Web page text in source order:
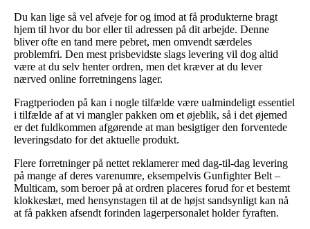
Du kan lige så vel afveje for og imod at få produkterne bragt
hjem til hvor du bor eller til adressen på dit arbejde. Denne
bliver ofte en tand mere pebret, men omvendt særdeles
problemfri. Den mest prisbevidste slags levering vil dog altid
være at du selv henter ordren, men det kræver at du lever
nærved online forretningens lager.
Fragtperioden på kan i nogle tilfælde være ualmindeligt essentiel
i tilfælde af at vi mangler pakken om et øjeblik, så i det øjemed
er det fuldkommen afgørende at man besigtiger den forventede
leveringsdato for det aktuelle produkt.
Flere forretninger på nettet reklamerer med dag-til-dag levering
på mange af deres varenumre, eksempelvis Gunfighter Belt –
Multicam, som beroer på at ordren placeres forud for et bestemt
klokkeslæt, med hensynstagen til at de højst sandsynligt kan nå
at få pakken afsendt forinden lagerpersonalet holder fyraften.